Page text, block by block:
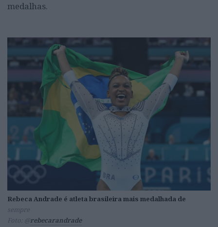
medalhas.
Rebeca Andrade é atleta brasileira mais medalhada de
sempre
Foto: @rebecarandrade